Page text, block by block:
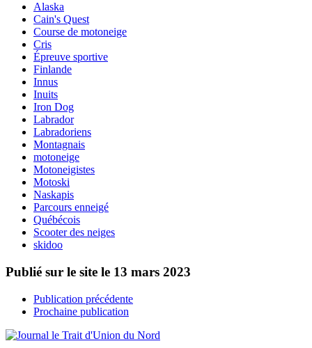
Alaska
Cain's Quest
Course de motoneige
Cris
Épreuve sportive
Finlande
Innus
Inuits
Iron Dog
Labrador
Labradoriens
Montagnais
motoneige
Motoneigistes
Motoski
Naskapis
Parcours enneigé
Québécois
Scooter des neiges
skidoo
Publié sur le site le 13 mars 2023
Publication précédente
Prochaine publication